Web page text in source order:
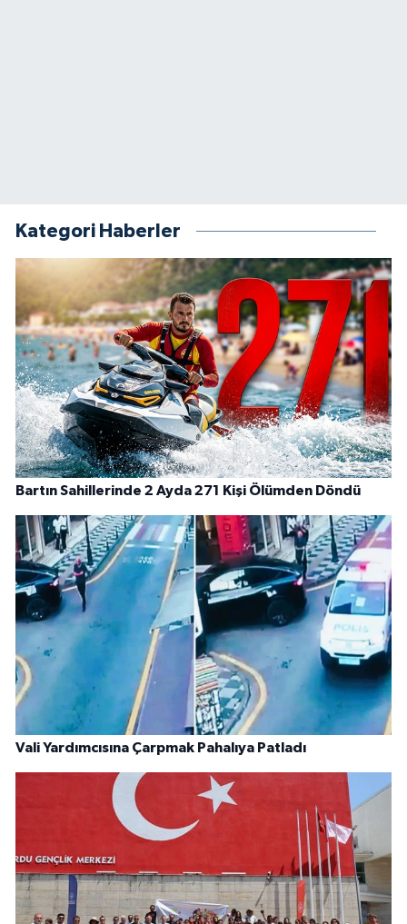
Kategori Haberler
Bartın Sahillerinde 2 Ayda 271 Kişi Ölümden Döndü
Vali Yardımcısına Çarpmak Pahalıya Patladı